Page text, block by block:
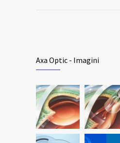
Axa Optic - Imagini